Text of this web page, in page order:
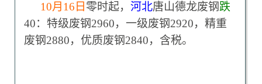
10月16日 零时起， 河北唐山德龙废钢跌
40：特级废钢2960，一级废钢2920，精重
废钢2880，优质废钢2840，含税。